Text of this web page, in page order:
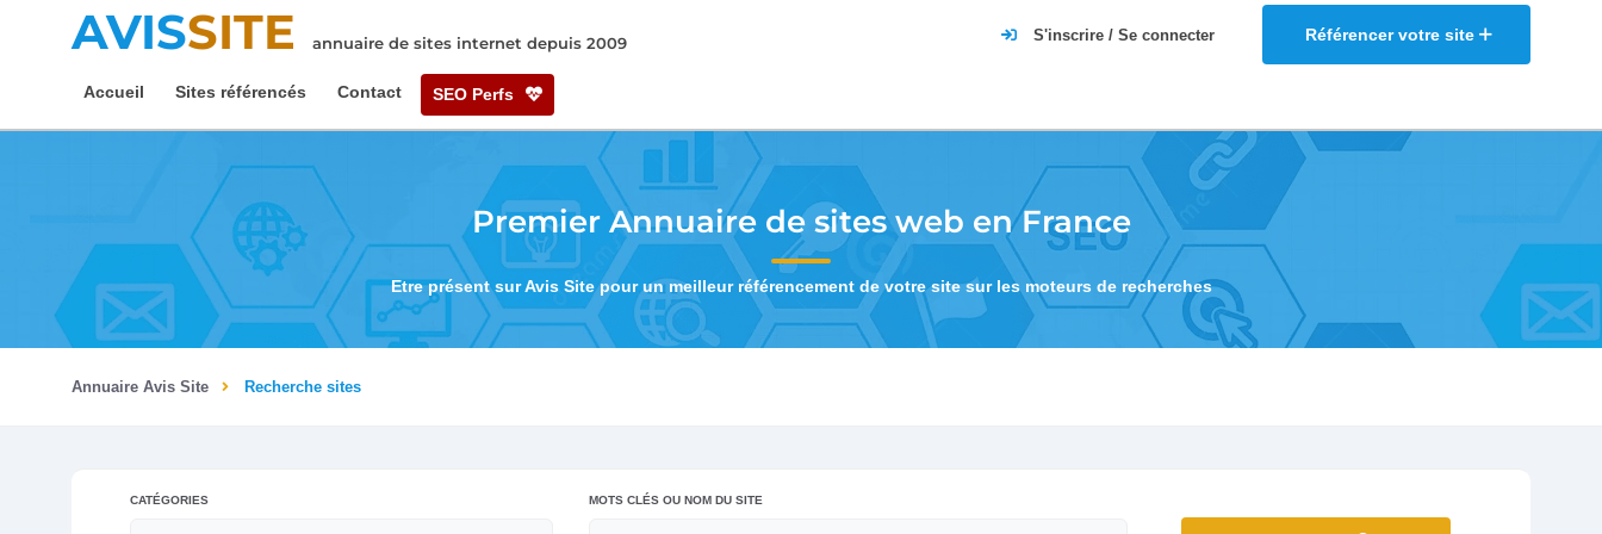
AVISSITE annuaire de sites internet depuis 2009 Référencer votre site
S'inscrire / Se connecter
Accueil Sites référencés Contact SEO Perfs
Premier Annuaire de sites web en France
Etre présent sur Avis Site pour un meilleur référencement de votre site sur les moteurs de recherches
Annuaire Avis Site Recherche sites
CATÉGORIES MOTS CLÉS OU NOM DU SITE